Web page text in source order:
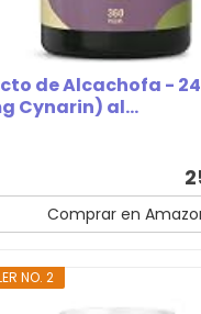
de Alcachofa -
Cynarin) al...
Comprar en
NO. 2